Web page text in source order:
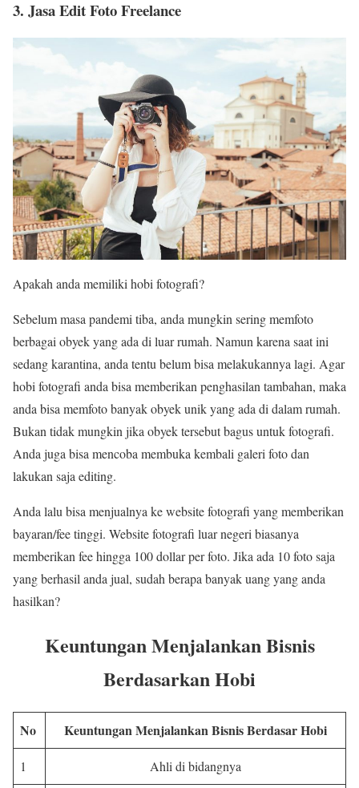
3. Jasa Edit Foto Freelance
Apakah anda memiliki hobi fotografi?
Sebelum masa pandemi tiba, anda mungkin sering memfoto
berbagai obyek yang ada di luar rumah. Namun karena saat ini
sedang karantina, anda tentu belum bisa melakukannya lagi. Agar
hobi fotografi anda bisa memberikan penghasilan tambahan, maka
anda bisa memfoto banyak obyek unik yang ada di dalam rumah.
Bukan tidak mungkin jika obyek tersebut bagus untuk fotografi.
Anda juga bisa mencoba membuka kembali galeri foto dan
lakukan saja editing.
Anda lalu bisa menjualnya ke website fotografi yang memberikan
bayaran/fee tinggi. Website fotografi luar negeri biasanya
memberikan fee hingga 100 dollar per foto. Jika ada 10 foto saja
yang berhasil anda jual, sudah berapa banyak uang yang anda
hasilkan?
Keuntungan Menjalankan Bisnis
Berdasarkan Hobi
No Keuntungan Menjalankan Bisnis Berdasar Hobi
1 Ahli di bidangnya